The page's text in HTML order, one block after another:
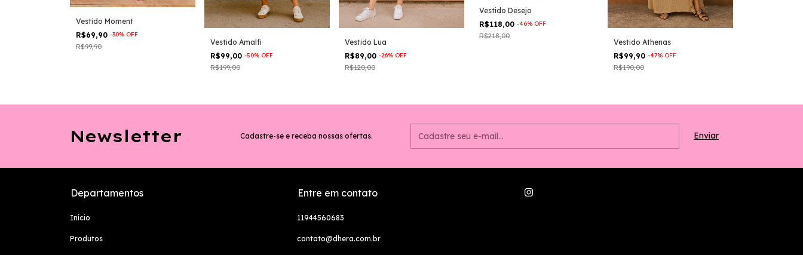
Vestido Moment
R$69,90 -30% OFF
R$99,90
Vestido Amalfi
R$99,00 -50% OFF
R$199,00
Vestido Lua
R$89,00 -26% OFF
R$120,00
Vestido Desejo
R$118,00 -46% OFF
R$218,00
Vestido Athenas
R$99,90 -47% OFF
R$190,00
Newsletter Cadastre-se e receba nossas ofertas.
Departamentos
Início
Produtos
Entre em contato
11944560683
contato@dhera.com.br